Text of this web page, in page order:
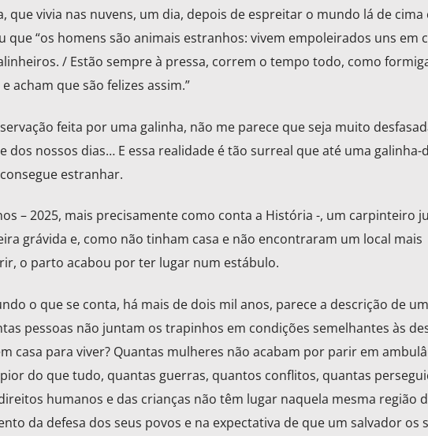
que vivia nas nuvens, um dia, depois de espreitar o mundo lá de cima
que “os homens são animais estranhos: vivem empoleirados uns em
/ Estão sempre à pressa, correm o tempo todo, como
acham que são felizes assim.”
feita por uma galinha, não me parece que seja muito
dos nossos dias… E essa realidade é tão surreal que até uma galinha-
estranhar.
– 2025, mais precisamente como conta a História -, um carpinteiro
grávida e, como não tinham casa e não encontraram um local mais
o parto acabou por ter lugar num estábulo.
o que se conta, há mais de dois mil anos, parece a descrição de
pessoas não juntam os trapinhos em condições semelhantes às
casa para viver? Quantas mulheres não acabam por parir em
do que tudo, quantas guerras, quantos conflitos, quantas
humanos e das crianças não têm lugar naquela mesma região
da defesa dos seus povos e na expectativa de que um salvador os